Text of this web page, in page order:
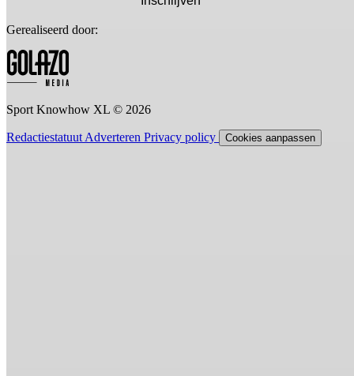
Gerealiseerd door:
Sport Knowhow XL © 2026
Redactiestatuut Adverteren Privacy policy Cookies aanpassen